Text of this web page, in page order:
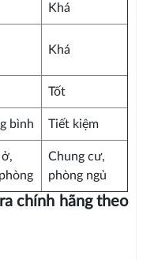
Khá
Khá
Tốt
bình Tiết kiệm
Chung cư,
phòng ngủ
chính hãng theo